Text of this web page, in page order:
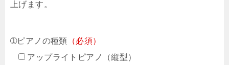
上げます。
➀ピアノの種類 （必須）
アップライトピアノ（縦型）